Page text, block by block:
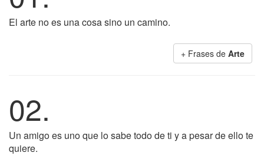
El arte no es una cosa sino un camino.
+ Frases de Arte
02.
Un amigo es uno que lo sabe todo de ti y a pesar de ello te
quiere.